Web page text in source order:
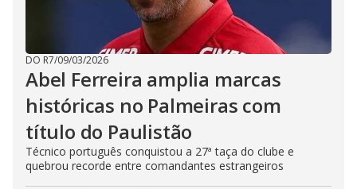
DO R7/09/03/2026
Abel Ferreira amplia marcas
históricas no Palmeiras com
título do Paulistão
Técnico português conquistou a 27ª taça do clube e
quebrou recorde entre comandantes estrangeiros